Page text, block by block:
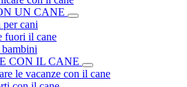
UN CANE
cani
fuori il cane
CON IL CANE
le vacanze con il cane